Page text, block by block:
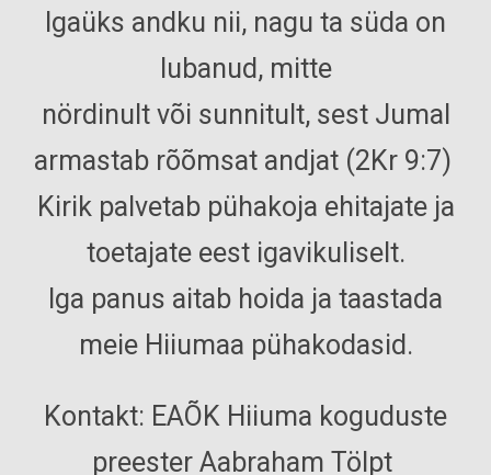
Igaüks andku nii, nagu ta süda on
lubanud, mitte
nördinult või sunnitult, sest Jumal
armastab rõõmsat andjat (2Kr 9:7)
Kirik palvetab pühakoja ehitajate ja
toetajate eest igavikuliselt.
Iga panus aitab hoida ja taastada
meie Hiiumaa pühakodasid.
Kontakt: EAÕK Hiiuma koguduste
preester Aabraham Tölpt